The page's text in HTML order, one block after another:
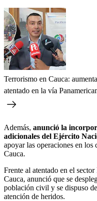
Terrorismo en Cauca:
atentado en la vía
Además, anunció la
adicionales del Ejército
apoyar las operaciones en los
Cauca.⁠
Frente al atentado en el
Cauca, anunció que se
población civil y se dispuso
atención de heridos.